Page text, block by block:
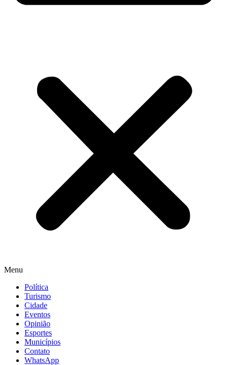
Menu
Política
Turismo
Cidade
Eventos
Opinião
Esportes
Municípios
Contato
WhatsApp